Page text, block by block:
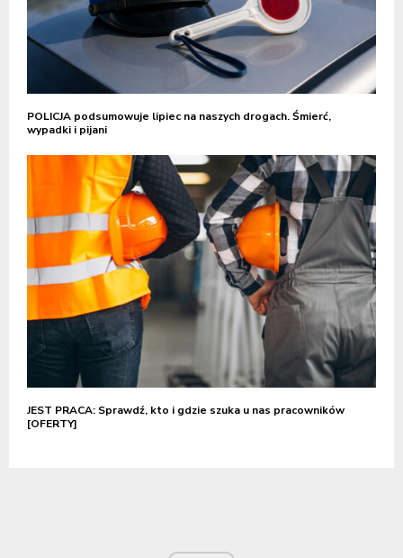
POLICJA podsumowuje lipiec na naszych drogach. Śmierć,
wypadki i pijani
JEST PRACA: Sprawdź, kto i gdzie szuka u nas pracowników
[OFERTY]